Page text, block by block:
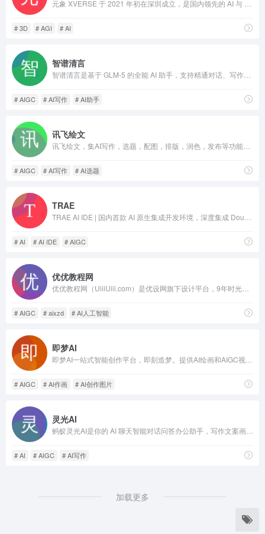
# 3D # AGI # AI
智谱清言
# AIGC # AI写作 # AI助手
讯飞绘文
# AIGC # AI写作 # AI选题
TRAE
# AI # AI IDE # AIGC
优优教程网
# AIGC # aixzd # AI人工智能
即梦AI
# AIGC # AI作画 # AI创作图片
灵光AI
# AI # AIGC # AI写作
加载更多